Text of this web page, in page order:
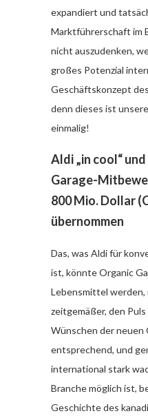
expandiert und
Marktführerschaft im
nicht auszudenken,
großes Potenzial
Geschäftskonzept
denn dieses ist
einmalig!
Aldi „in cool“
Garage-
800 Mio. Dollar
übernommen
Das, was Aldi für
ist, könnte Organic
Lebensmittel werden,
zeitgemäßer, den
Wünschen der neuen
entsprechend, und
international stark
Branche möglich ist,
Geschichte des